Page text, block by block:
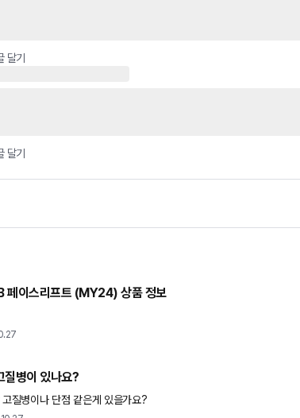
달기
달기
페이스리프트 (MY24) 상품 정보
병이 있나요?
질병이나 단점 같은게 있을가요?